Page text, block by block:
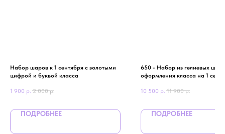
Набор шаров к 1 сентября с золотыми
цифрой и буквой класса
1 900 р. 2 000 р.
ПОДРОБНЕЕ
650 - Набор из гелиевых
оформления класса на 1
10 500 р. 11 900 р.
ПОДРОБНЕЕ